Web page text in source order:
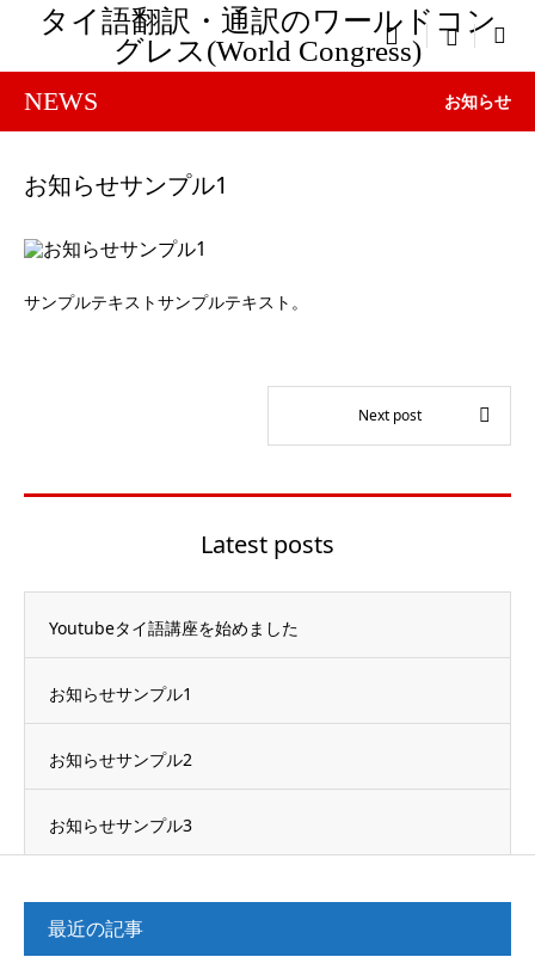
タイ語翻訳・通訳のワールドコン
グレス(World Congress)
 menu
NEWS お知らせ
お知らせサンプル1
サンプルテキストサンプルテキスト。
Latest posts
Youtubeタイ語講座を始めました
お知らせサンプル1
お知らせサンプル2
お知らせサンプル3
最近の記事